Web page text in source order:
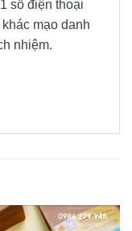
số điện thoại
mạo danh
nhiệm.